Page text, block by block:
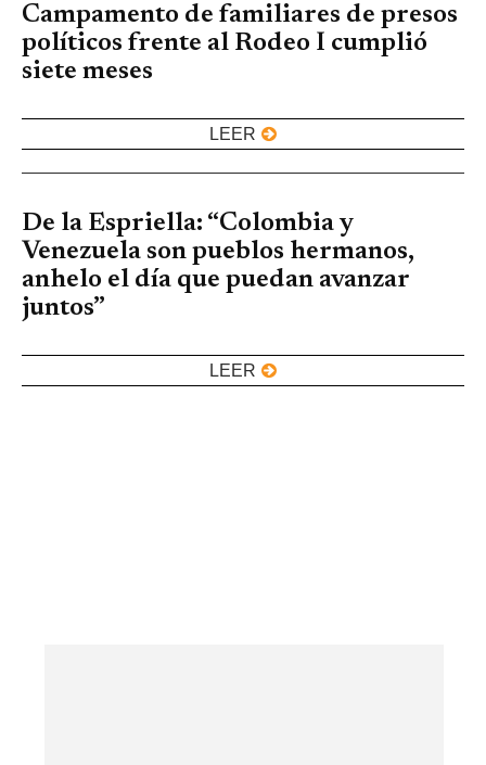
Campamento de familiares de presos
políticos frente al Rodeo I cumplió
siete meses
LEER
De la Espriella: “Colombia y
Venezuela son pueblos hermanos,
anhelo el día que puedan avanzar
juntos”
LEER